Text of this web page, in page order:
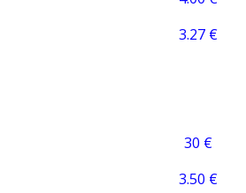
3.27 €
30 €
3.50 €